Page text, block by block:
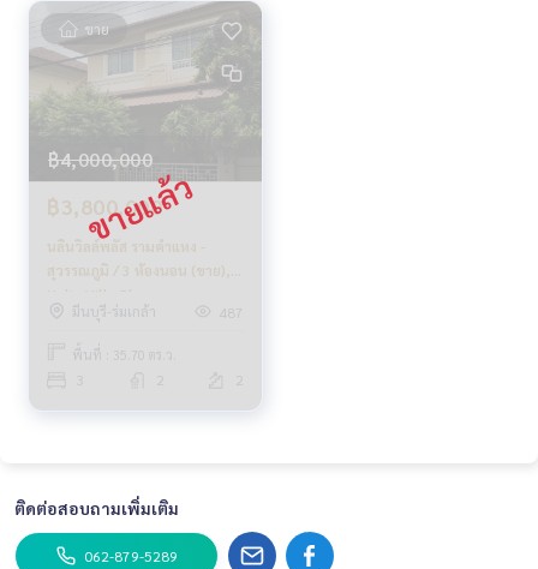
ขาย
฿4,000,000
฿3,800,000
นลินวิลล์พลัส รามคำแหง -
สุวรรณภูมิ / 3 ห้องนอน (ขาย),
Nalin Ville Plus
Ramkhamhaeng -
Suvarnabhumi / 3 Bedrooms
(FOR SALE) AA410
มีนบุรี-ร่มเกล้า 487
พื้นที่ : 35.70 ตร.ว.
ติดต่อสอบถามเพิ่มเติม
062-879-5289